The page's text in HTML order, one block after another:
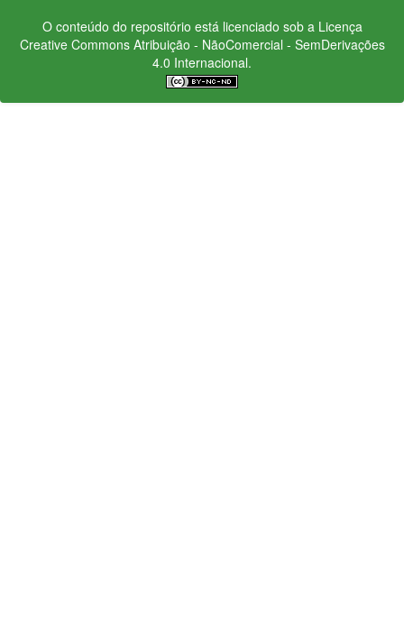
O conteúdo do repositório está licenciado sob a Licença
Creative CommonsAtribuição - NãoComercial - SemDerivações
4.0 Internacional.